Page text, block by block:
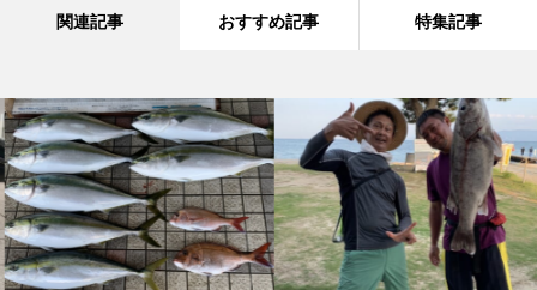
関連記事 おすすめ記事 特集記事